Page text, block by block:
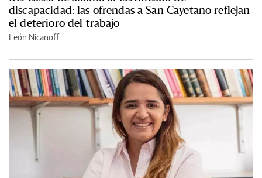
discapacidad: las ofrendas a San Cayetano reflejan
el deterioro del trabajo
León Nicanoff